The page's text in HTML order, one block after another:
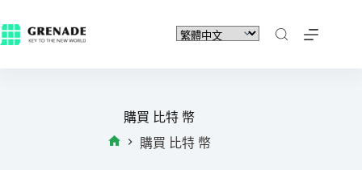
購買 比特 幣
購買 比特 幣